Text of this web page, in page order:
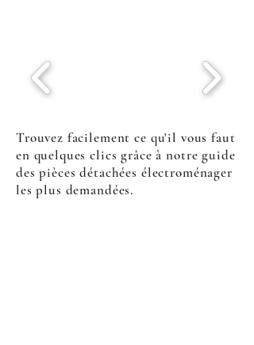
Trouvez facilement ce qu'il vous faut
en quelques clics grâce à notre guide
des pièces détachées électroménager
les plus demandées.